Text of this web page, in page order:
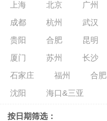
上海
北京 广州
成都 杭州 武汉
贵阳 合肥 昆明
厦门 苏州 长沙
石家庄 福州 合肥
沈阳 海口&三亚
按日期筛选：